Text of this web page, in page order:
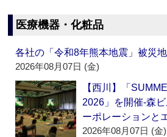
医療機器・化粧品
各社の「令和8年熊本地震」被災
2026年08月07日 (金)
【西川】「
2026」を開催‐森
ーポレーションと
2026年08月07日 (金)